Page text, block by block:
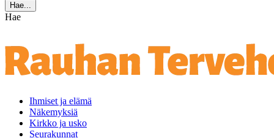
Hae...
Hae
Ihmiset ja elämä
Näkemyksiä
Kirkko ja usko
Seurakunnat